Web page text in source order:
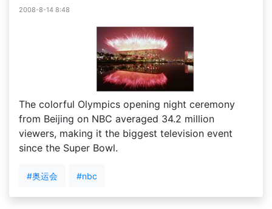
2008-8-14 8:48
The colorful Olympics opening night ceremony
from Beijing on NBC averaged 34.2 million
viewers, making it the biggest television event
since the Super Bowl.
#奥运会 #nbc